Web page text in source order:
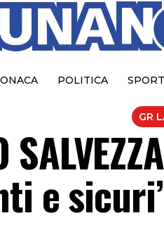
POLITICA SPORT
GR
e